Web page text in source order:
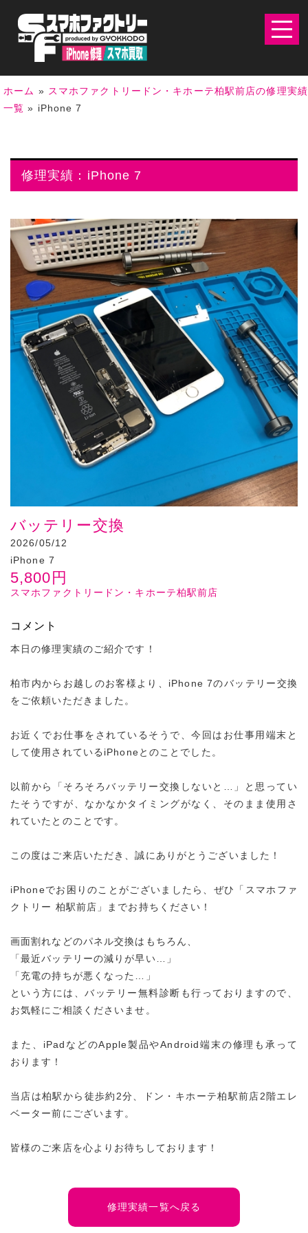
ホーム » スマホファクトリードン・キホーテ柏駅前店の修理実績
一覧 » iPhone 7
修理実績：iPhone 7
バッテリー交換
2026/05/12
iPhone 7
5,800 円
スマホファクトリードン・キホーテ柏駅前店
コメント
本日の修理実績のご紹介です！
柏市内からお越しのお客様より、iPhone 7のバッテリー交換
をご依頼いただきました。
お近くでお仕事をされているそうで、今回はお仕事用端末と
して使用されているiPhoneとのことでした。
以前から「そろそろバッテリー交換しないと…」と思ってい
たそうですが、なかなかタイミングがなく、そのまま使用さ
れていたとのことです。
この度はご来店いただき、誠にありがとうございました！
iPhoneでお困りのことがございましたら、ぜひ「スマホファ
クトリー 柏駅前店」までお持ちください！
画面割れなどのパネル交換はもちろん、
「最近バッテリーの減りが早い…」
「充電の持ちが悪くなった…」
という方には、バッテリー無料診断も行っておりますので、
お気軽にご相談くださいませ。
また、iPadなどのApple製品やAndroid端末の修理も承って
おります！
当店は柏駅から徒歩約2分、ドン・キホーテ柏駅前店2階エレ
ベーター前にございます。
皆様のご来店を心よりお待ちしております！
修理実績一覧へ戻る